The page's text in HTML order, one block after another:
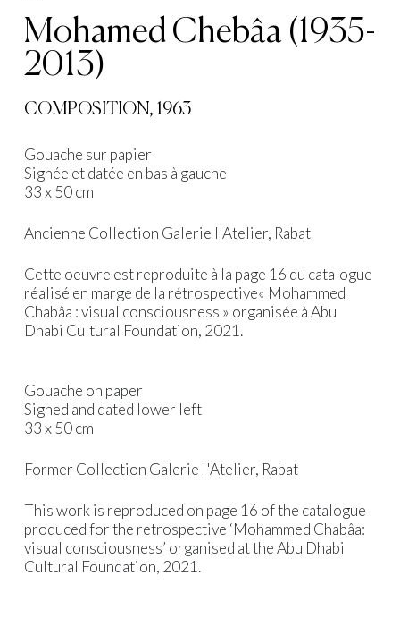
Mohamed Chebâa (1935-
2013)
COMPOSITION, 1963
Gouache sur papier
Signée et datée en bas à gauche
33 x 50 cm
Ancienne Collection Galerie l'Atelier, Rabat
Cette oeuvre est reproduite à la page 16 du catalogue
réalisé en marge de la rétrospective« Mohammed
Chabâa : visual consciousness » organisée à Abu
Dhabi Cultural Foundation, 2021.
Gouache on paper
Signed and dated lower left
33 x 50 cm
Former Collection Galerie l'Atelier, Rabat
This work is reproduced on page 16 of the catalogue
produced for the retrospective ‘Mohammed Chabâa:
visual consciousness’ organised at the Abu Dhabi
Cultural Foundation, 2021.